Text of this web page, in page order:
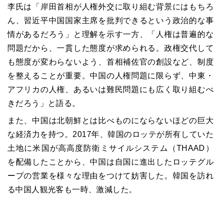
李氏は「岸田首相が人権外交に取り組む背景にはもちろ
ん、習近平中国国家主席を批判できるという政治的な事
情があるだろう」と理解を示す一方、「人権は普遍的な
問題だから、一貫した態度が求められる。政権交代して
も態度が変わらないよう、首相補佐官の創設など、制度
を整えることが重要。中国の人権問題に限らず、中東・
アフリカの人権、あるいは難民問題にも広く取り組むべ
きだろう」と語る。
また、中国は北朝鮮とは比べものにならないほどの巨大
な経済力を持つ。2017年、韓国のロッテが所有していた
土地に米国が高高度防衛ミサイルシステム（THAAD）
を配備したことから、中国は自国に進出したロッテグル
ープの営業を様々な理由をつけて妨害した。韓国を訪れ
る中国人観光客も一時、激減した。